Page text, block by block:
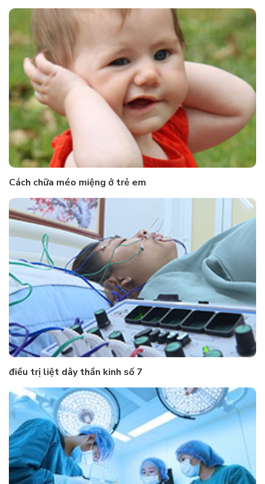
Cách chữa méo miệng ở trẻ em
điều trị liệt dây thần kinh số 7